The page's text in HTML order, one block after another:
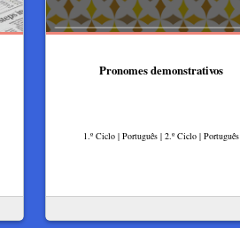
Pronomes demonstrativos
1.º Ciclo | Português | 2.º Ciclo | Português